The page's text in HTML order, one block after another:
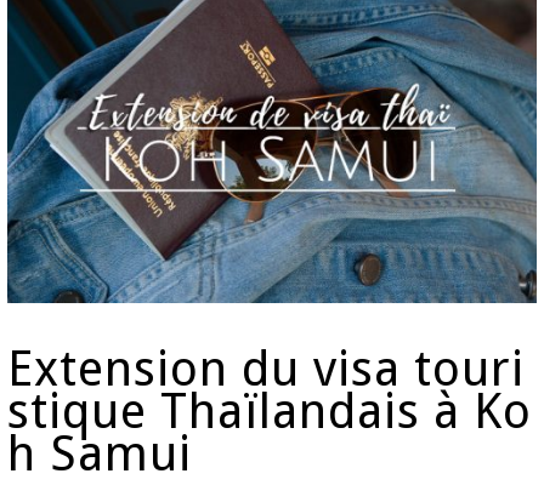
Extension du visa touri
stique Thaïlandais à Ko
h Samui